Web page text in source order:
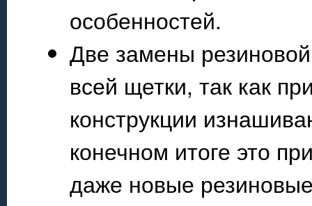
особенностей.
Две замены
всей щетки, так как
конструкции
конечном итоге это
даже новые